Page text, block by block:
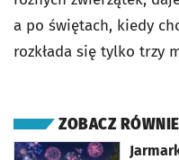
a po świętach, kiedy
rozkłada się tylko trzy
ZOBACZ
otworzy się w nowej karcie